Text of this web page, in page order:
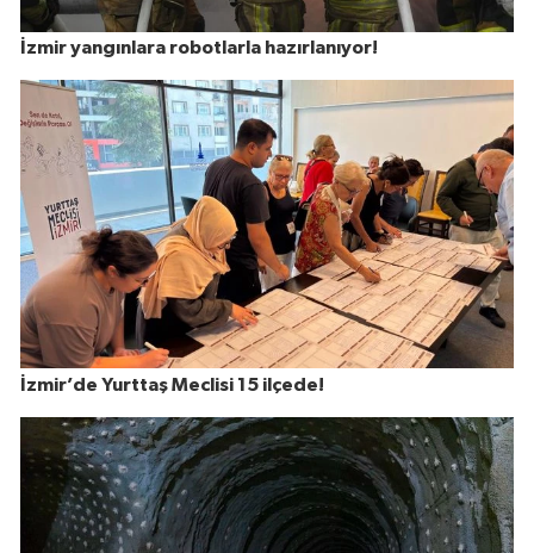
İzmir yangınlara robotlarla hazırlanıyor!
İzmir’de Yurttaş Meclisi 15 ilçede!